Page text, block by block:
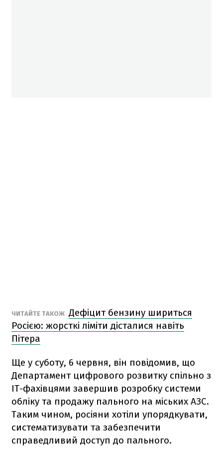
ЧИТАЙТЕ ТАКОЖ Дефіцит бензину шириться
Росією: жорсткі ліміти дісталися навіть
Пітера
Ще у суботу, 6 червня, він повідомив, що
Департамент цифрового розвитку спільно з
ІТ-фахівцями завершив розробку системи
обліку та продажу пального на міських АЗС.
Таким чином, росіяни хотіли упорядкувати,
систематизувати та забезпечити
справедливий доступ до пального.